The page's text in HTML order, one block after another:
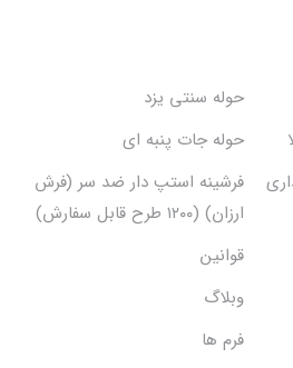
حوله سنتی یزد
حوله جات پنبه ای
فرشینه استپ دار ضد سر (فرش
ارزان) (۱۲۰۰ طرح قابل سفارش)
قوانین
وبلاگ
فرم ها